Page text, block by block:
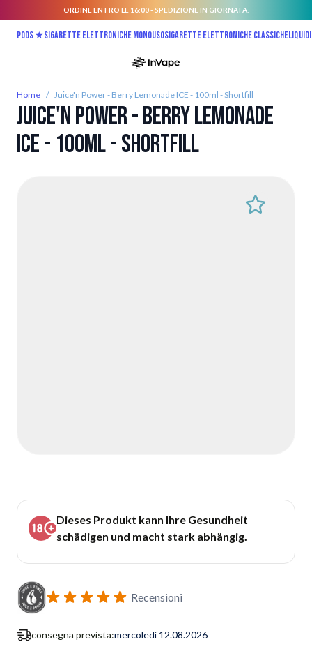
ORDINE ENTRO LE 16:00 - SPEDIZIONE IN GIORNATA.
Pods ★Sigarette elettroniche monousoSigarette elettroniche classiche
Home / Juice'n Power - Berry Lemonade ICE - 100ml - Shortfill
Juice'n Power - Berry Lemonade
ICE - 100ml - Shortfill
Dieses Produkt kann Ihre Gesundheit
schädigen und macht stark abhängig.
Recensioni
consegna prevista:mercoledì 12.08.2026